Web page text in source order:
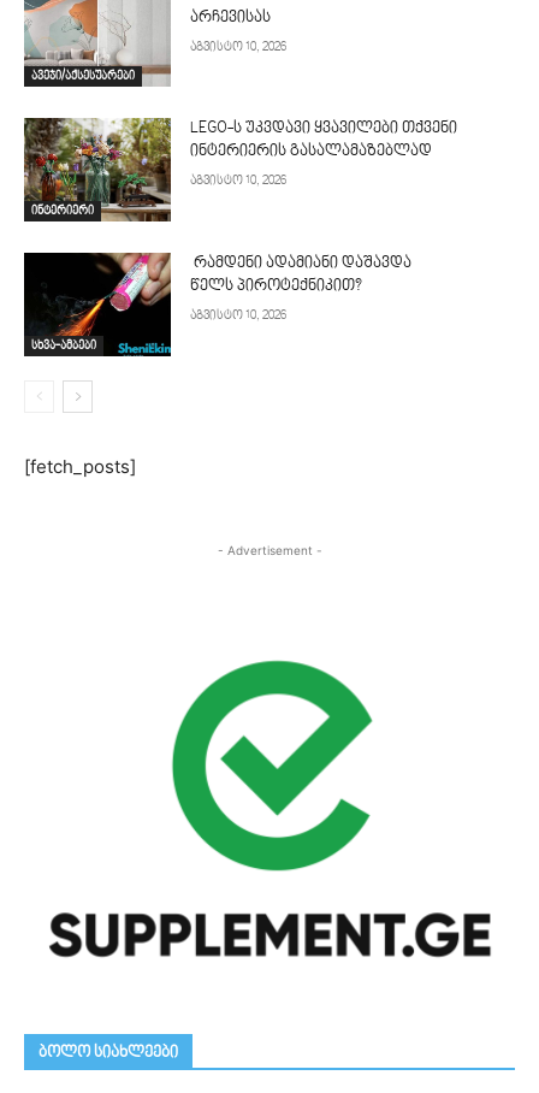
ავეჯი/აქსესუარები
არჩევისას
აგვისტო 10, 2026
ინტერიერი
LEGO-ს უკვდავი ყვავილები თქვენი
ინტერიერის გასალამაზებლად
აგვისტო 10, 2026
სხვა-ამბები
რამდენი ადამიანი დაშავდა
წელს პიროტექნიკით?
აგვისტო 10, 2026
[fetch_posts]
- Advertisement -
ᲑᲝᲚᲝ ᲡᲘᲐᲮᲚᲔᲔᲑᲘ